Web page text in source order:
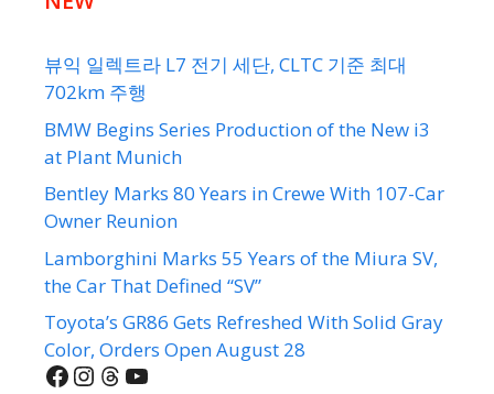
뷰익 일렉트라 L7 전기 세단, CLTC 기준 최대
702km 주행
BMW Begins Series Production of the New i3
at Plant Munich
Bentley Marks 80 Years in Crewe With 107-Car
Owner Reunion
Lamborghini Marks 55 Years of the Miura SV,
the Car That Defined “SV”
Toyota’s GR86 Gets Refreshed With Solid Gray
Color, Orders Open August 28
Facebook
Instagram
Threads
YouTube